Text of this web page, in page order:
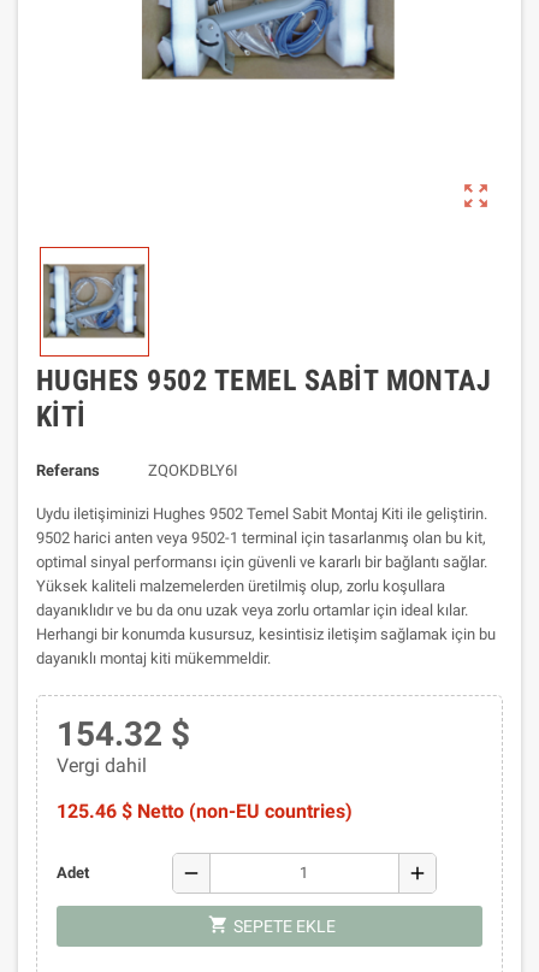
zoom_out_map
HUGHES 9502 TEMEL SABIT MONTAJ
KITI
Referans ZQOKDBLY6I
Uydu iletişiminizi Hughes 9502 Temel Sabit Montaj Kiti ile geliştirin.
9502 harici anten veya 9502-1 terminal için tasarlanmış olan bu kit,
optimal sinyal performansı için güvenli ve kararlı bir bağlantı sağlar.
Yüksek kaliteli malzemelerden üretilmiş olup, zorlu koşullara
dayanıklıdır ve bu da onu uzak veya zorlu ortamlar için ideal kılar.
Herhangi bir konumda kusursuz, kesintisiz iletişim sağlamak için bu
dayanıklı montaj kiti mükemmeldir.
154.32 $
Vergi dahil
125.46 $ Netto (non-EU countries)
Adet remove add
shopping_cart SEPETE EKLE